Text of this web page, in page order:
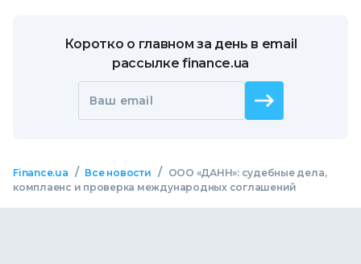
Коротко о главном за день в email
рассылке finance.ua
Ваш email
Finance.ua / Все новости /
ООО «ДАНН»: судебные дела,
комплаенс и проверка международных соглашений